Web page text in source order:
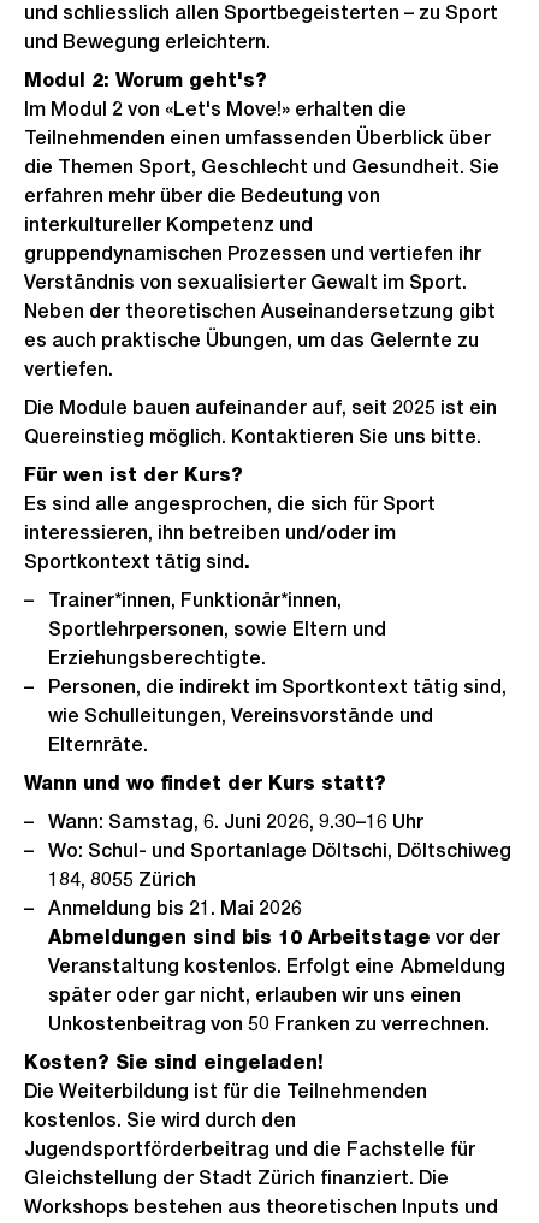
und schliesslich allen Sportbegeisterten – zu Sport
und Bewegung erleichtern.
Modul 2: Worum geht's?
Im Modul 2 von «Let's Move!» erhalten die
Teilnehmenden einen umfassenden Überblick über
die Themen Sport, Geschlecht und Gesundheit. Sie
erfahren mehr über die Bedeutung von
interkultureller Kompetenz und
gruppendynamischen Prozessen und vertiefen ihr
Verständnis von sexualisierter Gewalt im Sport.
Neben der theoretischen Auseinandersetzung gibt
es auch praktische Übungen, um das Gelernte zu
vertiefen.
Die Module bauen aufeinander auf, seit 2025 ist ein
Quereinstieg möglich. Kontaktieren Sie uns bitte.
Für wen ist der Kurs?
Es sind alle angesprochen, die sich für Sport
interessieren, ihn betreiben und/oder im
Sportkontext tätig sind.
Trainer*innen, Funktionär*innen,
Sportlehrpersonen, sowie Eltern und
Erziehungsberechtigte.
Personen, die indirekt im Sportkontext tätig sind,
wie Schulleitungen, Vereinsvorstände und
Elternräte.
Wann und wo findet der Kurs statt?
Wann: Samstag, 6. Juni 2026, 9.30–16 Uhr
Wo: Schul- und Sportanlage Döltschi, Döltschiweg
184, 8055 Zürich
Anmeldung bis 21. Mai 2026
Abmeldungen sind bis 10 Arbeitstage vor der
Veranstaltung kostenlos. Erfolgt eine Abmeldung
später oder gar nicht, erlauben wir uns einen
Unkostenbeitrag von 50 Franken zu verrechnen.
Kosten? Sie sind eingeladen!
Die Weiterbildung ist für die Teilnehmenden
kostenlos. Sie wird durch den
Jugendsportförderbeitrag und die Fachstelle für
Gleichstellung der Stadt Zürich finanziert. Die
Workshops bestehen aus theoretischen Inputs und